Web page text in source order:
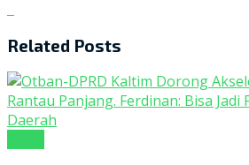
Related Posts